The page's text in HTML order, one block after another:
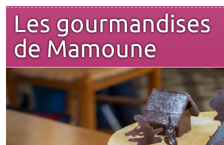
Les gourmandises
de Mamoune